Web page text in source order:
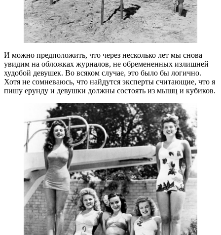
И можно предположить, что через несколько лет мы снова
увидим на обложках журналов, не обремененных излишней
худобой девушек. Во всяком случае, это было бы логично.
Хотя не сомневаюсь, что найдутся эксперты считающие, что я
пишу ерунду и девушки должны состоять из мышц и кубиков.